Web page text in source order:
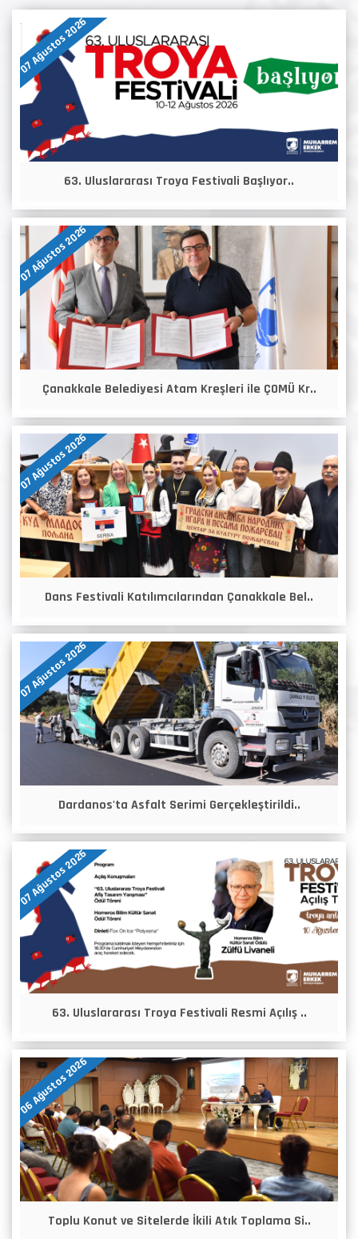
07 Ağustos 2026
63. Uluslararası Troya Festivali Başlıyor..
07 Ağustos 2026
Çanakkale Belediyesi Atam Kreşleri ile ÇOMÜ Kr..
07 Ağustos 2026
Dans Festivali Katılımcılarından Çanakkale Bel..
07 Ağustos 2026
Dardanos'ta Asfalt Serimi Gerçekleştirildi..
07 Ağustos 2026
63. Uluslararası Troya Festivali Resmi Açılış ..
06 Ağustos 2026
Toplu Konut ve Sitelerde İkili Atık Toplama Si..